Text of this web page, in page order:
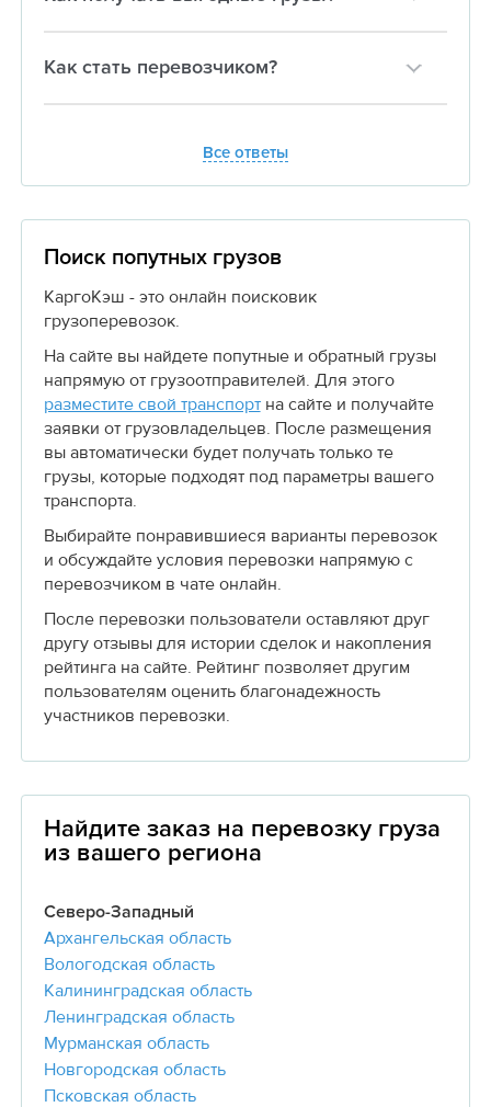
Как стать перевозчиком?
Все ответы
Поиск попутных грузов
КаргоКэш - это онлайн поисковик
грузоперевозок.
На сайте вы найдете попутные и обратный грузы
напрямую от грузоотправителей. Для этого
разместите свой транспортна сайте и получайте
заявки от грузовладельцев. После размещения
вы автоматически будет получать только те
грузы, которые подходят под параметры вашего
транспорта.
Выбирайте понравившиеся варианты перевозок
и обсуждайте условия перевозки напрямую с
перевозчиком в чате онлайн.
После перевозки пользователи оставляют друг
другу отзывы для истории сделок и накопления
рейтинга на сайте. Рейтинг позволяет другим
пользователям оценить благонадежность
участников перевозки.
Найдите заказ на перевозку груза
из вашего региона
Северо-Западный
Архангельская область
Вологодская область
Калининградская область
Ленинградская область
Мурманская область
Новгородская область
Псковская область